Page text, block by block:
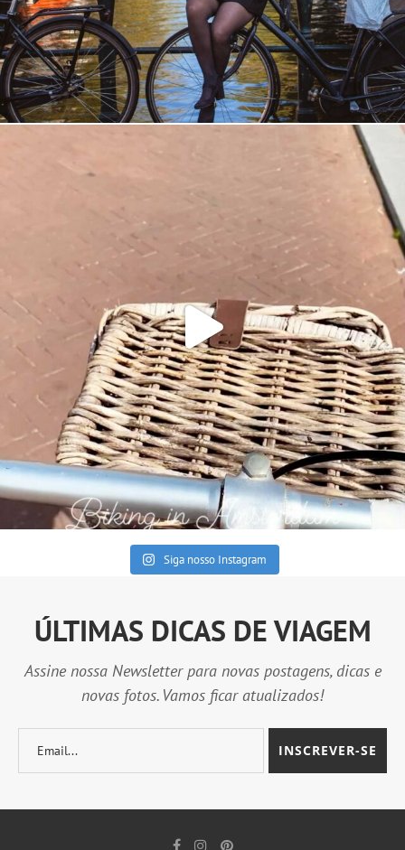
Siga nosso Instagram
ÚLTIMAS DICAS DE VIAGEM
Assine nossa Newsletter para novas postagens, dicas e
novas fotos. Vamos ficar atualizados!